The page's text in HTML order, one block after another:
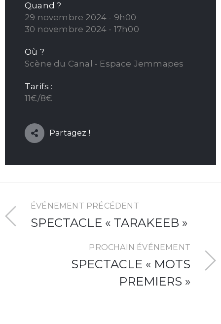
Quand ?
29 novembre 2024 - 9h00
30 novembre 2024 - 17h00
Où ?
Scène du Canal - Espace Jemmapes
Tarifs :
11€/8€
Partagez !
ÉVÉNEMENT PRÉCÉDENT
SPECTACLE « TARAKEEB »
PROCHAIN ÉVÉNEMENT
SPECTACLE « MOTS
PREMIERS »